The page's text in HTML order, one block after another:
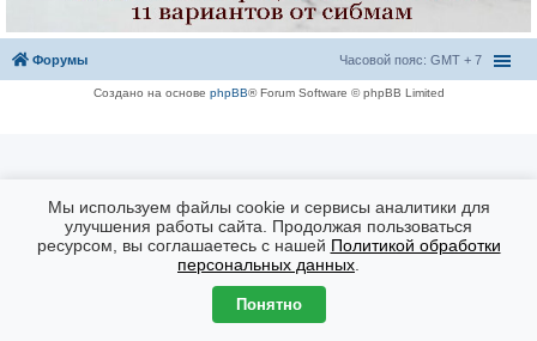
Форумы Часовой пояс: GMT + 7
Создано на основе phpBB® Forum Software © phpBB Limited
Мы используем файлы cookie и сервисы аналитики для
улучшения работы сайта. Продолжая пользоваться
ресурсом, вы соглашаетесь с нашей Политикой обработки
персональных данных
Понятно